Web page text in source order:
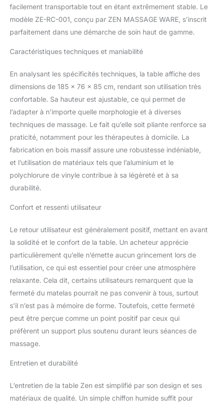
caoutchouc et les roues
de réglage assurent une
meilleure stabilité et une
meilleure prise en main.
de massage est livrée
tels qu'une têtière
ergonomique en
aluminium, un sac de
boucle de bras réglable
sous la têtière pour
poser confortablement
les bras en position
ventrale. RÉGLABLE EN
HAUTEUR : Grâce au
réglage en hauteur, il est
64 cm à 85 cm. En outre,
dispose d'une têtière
réglable qui s'adapte
de la tête. CONFORT
OPTIMAL : Notre table de
traitement en bois massif
est dotée d'un coussin
de 7,5 cm d'épaisseur en
mousse durable,
recouvert de similicuir
oléo-hydrofuge pour un
facilement transportable tout en étant extrêmement stable. Le
modèle ZE-RC-001, conçu par ZEN MASSAGE WARE, s’inscrit
parfaitement dans une démarche de soin haut de gamme.
Caractéristiques techniques et maniabilité
En analysant les spécificités techniques, la table affiche des
dimensions de 185 x 76 x 85 cm, rendant son utilisation très
confortable. Sa hauteur est ajustable, ce qui permet de
l’adapter à n’importe quelle morphologie et à diverses
techniques de massage. Le fait qu’elle soit pliante renforce sa
praticité, notamment pour les thérapeutes à domicile. La
fabrication en bois massif assure une robustesse indéniable,
et l’utilisation de matériaux tels que l’aluminium et le
polychlorure de vinyle contribue à sa légèreté et à sa
durabilité.
Confort et ressenti utilisateur
Le retour utilisateur est généralement positif, mettant en avant
la solidité et le confort de la table. Un acheteur apprécie
particulièrement qu’elle n’émette aucun grincement lors de
l’utilisation, ce qui est essentiel pour créer une atmosphère
relaxante. Cela dit, certains utilisateurs remarquent que la
fermeté du matelas pourrait ne pas convenir à tous, surtout
s’il n’est pas à mémoire de forme. Toutefois, cette fermeté
peut être perçue comme un point positif par ceux qui
préfèrent un support plus soutenu durant leurs séances de
massage.
Entretien et durabilité
L’entretien de la table Zen est simplifié par son design et ses
matériaux de qualité. Un simple chiffon humide suffit pour